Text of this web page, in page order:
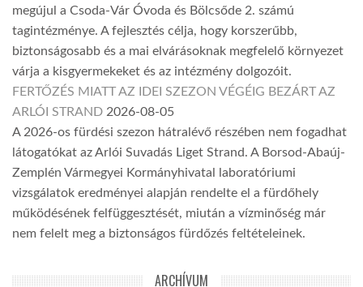
megújul a Csoda-Vár Óvoda és Bölcsőde 2. számú
tagintézménye. A fejlesztés célja, hogy korszerűbb,
biztonságosabb és a mai elvárásoknak megfelelő környezet
várja a kisgyermekeket és az intézmény dolgozóit.
FERTŐZÉS MIATT AZ IDEI SZEZON VÉGÉIG BEZÁRT AZ
ARLÓI STRAND 2026-08-05
A 2026-os fürdési szezon hátralévő részében nem fogadhat
látogatókat az Arlói Suvadás Liget Strand. A Borsod-Abaúj-
Zemplén Vármegyei Kormányhivatal laboratóriumi
vizsgálatok eredményei alapján rendelte el a fürdőhely
működésének felfüggesztését, miután a vízminőség már
nem felelt meg a biztonságos fürdőzés feltételeinek.
ARCHÍVUM